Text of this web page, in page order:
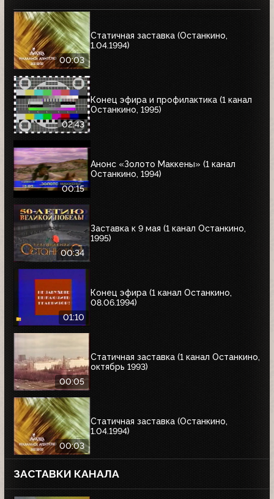
00:03
Статичная заставка (Останкино,
1.04.1994)
02:43
Конец эфира и профилактика (1 канал
Останкино, 1995)
00:15
Анонс «Золото Маккены» (1 канал
Останкино, 1994)
00:34
Заставка к 9 мая (1 канал Останкино,
1995)
01:10
Конец эфира (1 канал Останкино,
08.06.1994)
00:05
Статичная заставка (1 канал Останкино,
октябрь 1993)
00:03
Статичная заставка (Останкино,
1.04.1994)
ЗАСТАВКИ КАНАЛА